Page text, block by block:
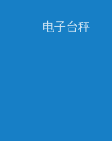
电子台秤